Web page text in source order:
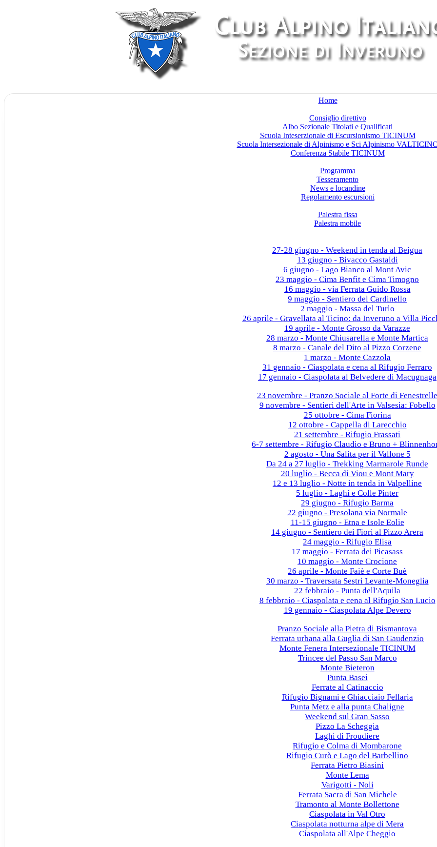
Home
Consiglio direttivo
Albo Sezionale Titolati e Qualificati
Scuola Inteserzionale di Escursionismo TICINUM
Scuola Intersezionale di Alpinismo e Sci Alpinismo
Conferenza Stabile TICINUM
Programma
Tesseramento
News e locandine
Regolamento escursioni
Palestra fissa
Palestra mobile
27-28 giugno - Weekend in tenda al Beigua
13 giugno - Bivacco Gastaldi
6 giugno - Lago Bianco al Mont Avic
23 maggio - Cima Benfit e Cima Timogno
16 maggio - via Ferrata Guido Rossa
9 maggio - Sentiero del Cardinello
2 maggio - Massa del Turlo
26 aprile - Gravellata al Ticino: da Inveruno a Villa
19 aprile - Monte Grosso da Varazze
28 marzo - Monte Chiusarella e Monte Martica
8 marzo - Canale del Dito al Pizzo Corzene
1 marzo - Monte Cazzola
31 gennaio - Ciaspolata e cena al Rifugio Ferraro
17 gennaio - Ciaspolata al Belvedere di Macugnaga
23 novembre - Pranzo Sociale al Forte di Fenestrelle
9 novembre - Sentieri dell'Arte in Valsesia: Fobello
25 ottobre - Cima Fiorina
12 ottobre - Cappella di Larecchio
21 settembre - Rifugio Frassati
6-7 settembre - Rifugio Claudio e Bruno +
2 agosto - Una Salita per il Vallone 5
Da 24 a 27 luglio - Trekking Marmarole Runde
20 luglio - Becca di Viou e Mont Mary
12 e 13 luglio - Notte in tenda in Valpelline
5 luglio - Laghi e Colle Pinter
29 giugno - Rifugio Barma
22 giugno - Presolana via Normale
11-15 giugno - Etna e Isole Eolie
14 giugno - Sentiero dei Fiori al Pizzo Arera
24 maggio - Rifugio Elisa
17 maggio - Ferrata dei Picasass
10 maggio - Monte Crocione
26 aprile - Monte Faiè e Corte Buè
30 marzo - Traversata Sestri Levante-Moneglia
22 febbraio - Punta dell'Aquila
8 febbraio - Ciaspolata e cena al Rifugio San Lucio
19 gennaio - Ciaspolata Alpe Devero
Pranzo Sociale alla Pietra di Bismantova
Ferrata urbana alla Guglia di San Gaudenzio
Monte Fenera Intersezionale TICINUM
Trincee del Passo San Marco
Monte Bieteron
Punta Basei
Ferrate al Catinaccio
Rifugio Bignami e Ghiacciaio Fellaria
Punta Metz e alla punta Chaligne
Weekend sul Gran Sasso
Pizzo La Scheggia
Laghi di Froudiere
Rifugio e Colma di Mombarone
Rifugio Curò e Lago del Barbellino
Ferrata Pietro Biasini
Monte Lema
Varigotti - Noli
Ferrata Sacra di San Michele
Tramonto al Monte Bollettone
Ciaspolata in Val Otro
Ciaspolata notturna alpe di Mera
Ciaspolata all'Alpe Cheggio